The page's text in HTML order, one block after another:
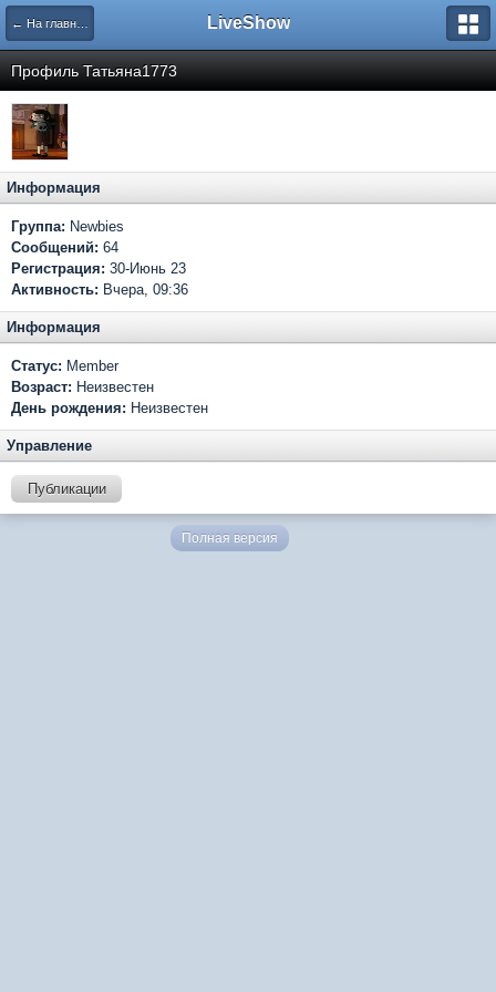
← На главную LiveShow
Профиль Татьяна1773
Информация
Группа: Newbies
Сообщений: 64
Регистрация: 30-Июнь 23
Активность: Вчера, 09:36
Информация
Статус: Member
Возраст: Неизвестен
День рождения: Неизвестен
Управление
Публикации
Полная версия